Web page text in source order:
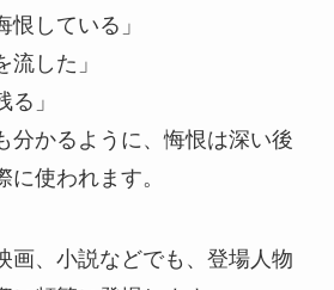
恨している」
流した」
る」
分かるように、悔恨は深い後
使われます。
画、小説などでも、登場人物